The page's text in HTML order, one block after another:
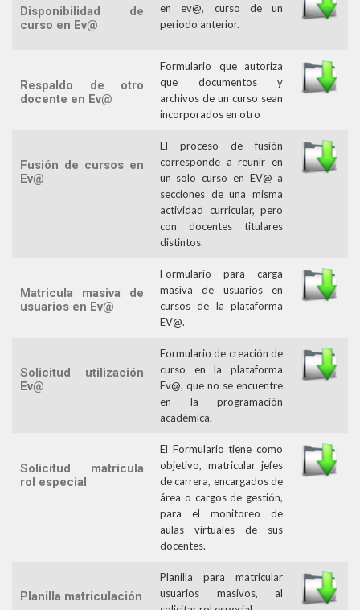
Disponibilidad de
curso en Ev@
en ev@, curso de un
periodo anterior.
Respaldo de otro
docente en Ev@
Formulario que autoriza
que documentos y
archivos de un curso sean
incorporados en otro
Fusión de cursos en
Ev@
El proceso de fusión
corresponde a reunir en
un solo curso en EV@ a
secciones de una misma
actividad curricular, pero
con docentes titulares
distintos.
Matricula masiva de
usuarios en Ev@
Formulario para carga
masiva de usuarios en
cursos de la plataforma
EV@.
Solicitud utilización
Ev@
Formulario de creación de
curso en la plataforma
Ev@, que no se encuentre
en la programación
académica.
Solicitud matrícula
rol especial
El Formulario tiene como
objetivo, matricular jefes
de carrera, encargados de
área o cargos de gestión,
para el monitoreo de
aulas virtuales de sus
docentes.
Planilla matriculación
Planilla para matricular
usuarios masivos, al